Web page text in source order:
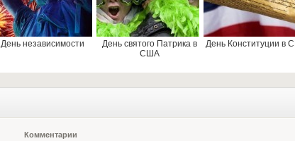
День независимости
День святого Патрика в
США
День Конституции в
Комментарии